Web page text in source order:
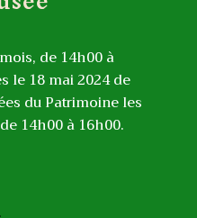
de 14h00 à
le 18 mai 2024 de
du Patrimoine les
14h00 à 16h00.